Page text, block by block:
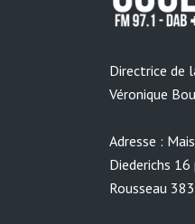
Directrice de
Véronique
Adresse :
Diederichs 16
Rousseau